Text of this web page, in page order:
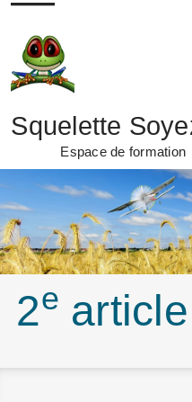
Squelette
Espace de formation
2e article